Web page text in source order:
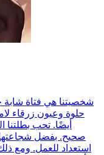
شخصيتنا هي فتاة شابة
حلوة وعيون زرقاء
أيضًا. تحب
صحيح. بفضل شجاعتها
استعداد للعمل. ومع